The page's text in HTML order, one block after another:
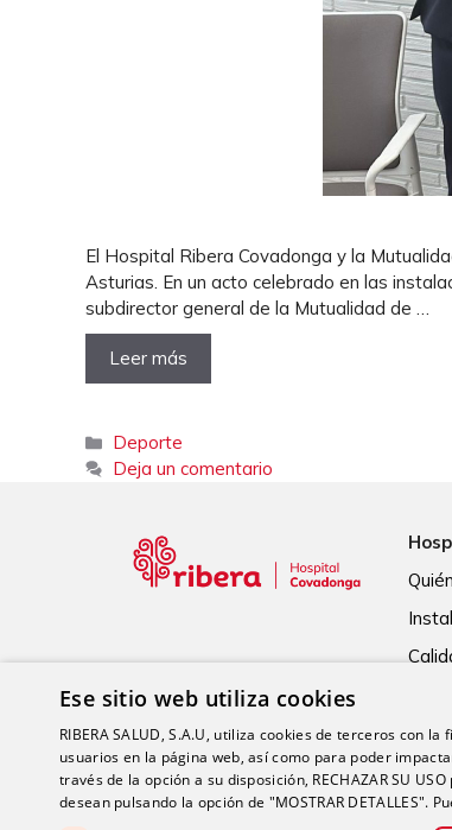
El Hospital Ribera Covadonga y la
Asturias. En un acto celebrado en las
subdirector general de la Mutualidad de …
Leer más
Categorías
Deporte
Deja un comentario
Ese sitio web utiliza cookies
RIBERA SALUD, S.A.U, utiliza cookies de terceros con
usuarios en la página web, así como para poder
través de la opción a su disposición, RECHAZAR SU USO
desean pulsando la opción de "MOSTRAR DETALLES".